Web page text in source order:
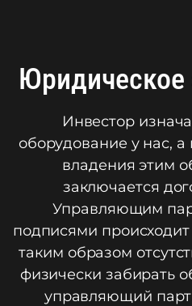
Инвестор
оборудование у нас,
владения этим
заключается
Управляющим
подписями
таким образом
физически забирать
управляющий